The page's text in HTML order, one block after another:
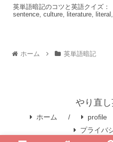
英単語暗記のコツと英語クイズ：
sentence, culture, literature,
ホーム 英単語暗記
やり直
ホーム profile
プライバ